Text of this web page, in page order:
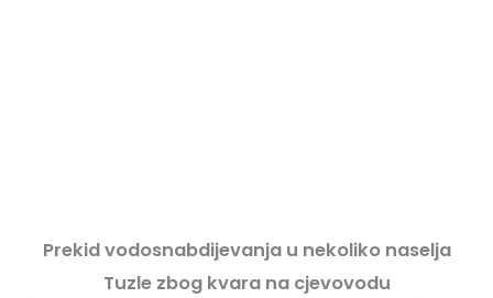
Prekid vodosnabdijevanja u nekoliko naselja
Tuzle zbog kvara na cjevovodu